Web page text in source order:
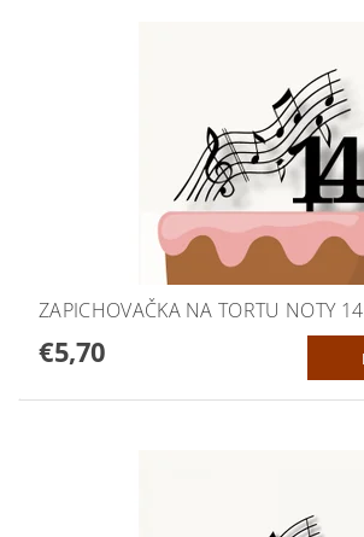
ZAPICHOVAČKA NA TORTU NOTY 14
€5,70